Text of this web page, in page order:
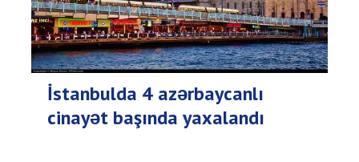
İstanbulda 4 azərbaycanlı
cinayət başında yaxalandı